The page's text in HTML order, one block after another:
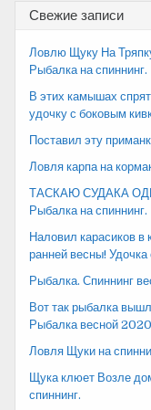
Свежие записи
Ловлю Щуку На
Рыбалка на спиннинг.
В этих камышах
удочку с боковым
Поставил эту
Ловля карпа на
ТАСКАЮ СУДАКА
Рыбалка на спиннинг.
Наловил карасиков
ранней весны!
Рыбалка. Спиннинг
Вот так рыбалка
Рыбалка весной
Ловля Щуки на
Щука клюет Возле
спиннинг.